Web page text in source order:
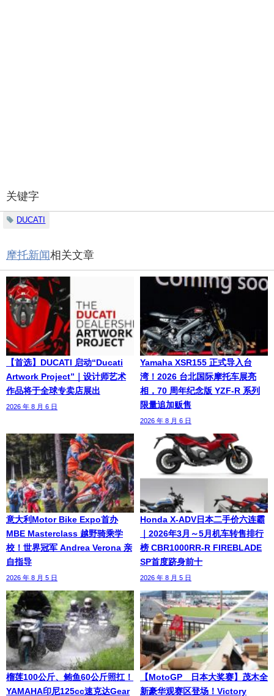
关键字
DUCATI
摩托新闻相关文章
【首选】DUCATI 启动“Ducati
Artwork Project”｜设计师艺术
作品将于全球专卖店展出
2026 年 8 月 6 日
Yamaha XSR155 正式导入台
湾！2026 台北国际摩托车展亮
相，70 周年纪念版 YZF-R 系列
限量追加贩售
2026 年 8 月 6 日
意大利Motor Bike Expo首办
MBE Masterclass 越野骑乘学
校！世界冠军 Andrea Verona 亲
自指导
2026 年 8 月 5 日
Honda X-ADV日本二手价六连霸
｜2026年3月～5月机车转售排行
榜 CBR1000RR-R FIREBLADE
SP首度跻身前十
2026 年 8 月 5 日
榴莲100公斤、鲔鱼60公斤照扛！
YAMAHA印尼125cc速克达Gear
【MotoGP™日本大奖赛】茂木全
新豪华观赛区登场！Victory